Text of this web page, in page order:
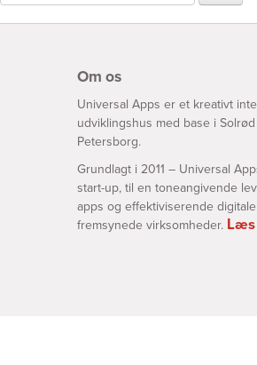
Om os
Universal Apps er et kreativt
udviklingshus med base i
Petersborg.
Grundlagt i 2011 – Universal
start-up, til en toneangivende
apps og effektiviserende
fremsynede virksomheder. Læs